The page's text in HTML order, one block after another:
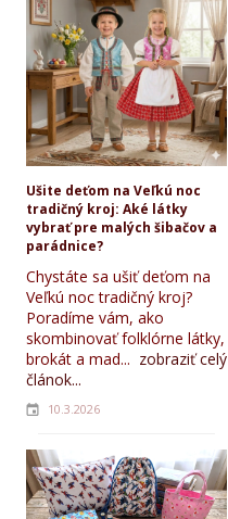
Ušite deťom na Veľkú noc
tradičný kroj: Aké látky
vybrať pre malých šibačov a
parádnice?
Chystáte sa ušiť deťom na
Veľkú noc tradičný kroj?
Poradíme vám, ako
skombinovať folklórne látky,
brokát a mad... zobraziť celý
článok...
10.3.2026